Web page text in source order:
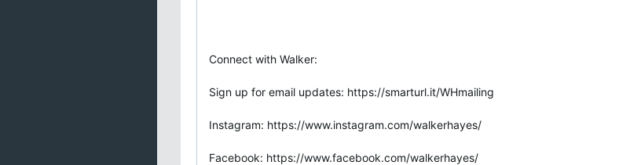
Connect with Walker:
Sign up for email updates: https://smarturl.it/WHmailing
Instagram: https://www.instagram.com/walkerhayes/
Facebook: https://www.facebook.com/walkerhayes/